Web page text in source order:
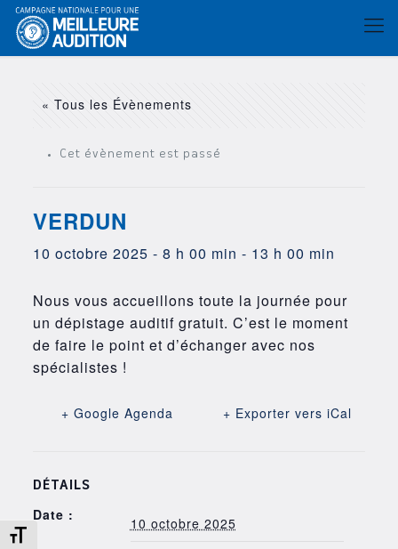
Changer la taille de la police
« Tous les Évènements
Cet évènement est passé
VERDUN
10 octobre 2025 - 8 h 00 min - 13 h 00 min
Nous vous accueillons toute la journée pour
un dépistage auditif gratuit. C’est le moment
de faire le point et d’échanger avec nos
spécialistes !
+ Google Agenda + Exporter vers iCal
DÉTAILS
Date : 10 octobre 2025